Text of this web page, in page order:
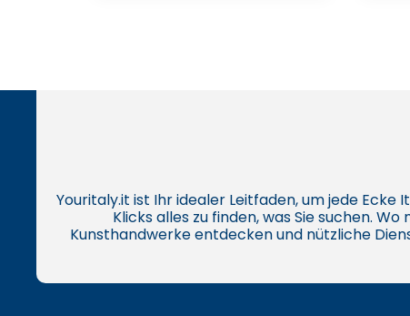
Youritaly.it ist Ihr idealer Leitfaden, um jede
Klicks alles zu finden, was Sie suchen.
Kunsthandwerke entdecken und nützliche